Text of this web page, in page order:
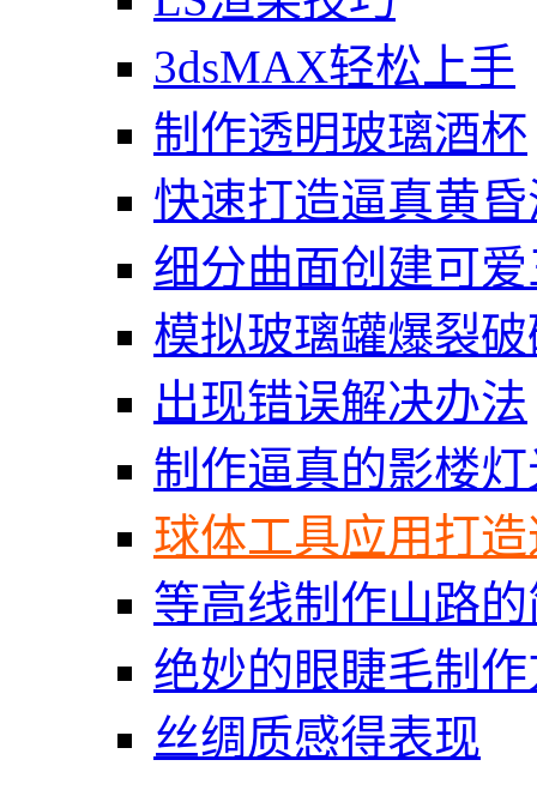
3dsMAX轻松上手
制作透明玻璃酒杯
快速打造逼真黄
细分曲面创建可
模拟玻璃罐爆裂
出现错误解决办法
制作逼真的影楼
球体工具应用打
等高线制作山路
绝妙的眼睫毛制
丝绸质感得表现